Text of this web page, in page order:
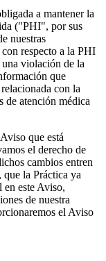
a mantener la
("PHI", por sus
nuestras
respecto a la PHI
violación de la
que
con la
de atención médica
que está
el derecho de
cambios entren
la Práctica ya
en este Aviso,
de nuestra
el Aviso